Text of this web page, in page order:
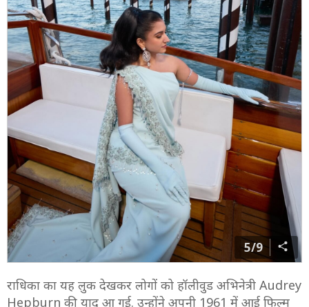
5/9
राधिका का यह लुक देखकर लोगों को हॉलीवुड अभिनेत्री Audrey
Hepburn की याद आ गई. उन्होंने अपनी 1961 में आई फिल्म